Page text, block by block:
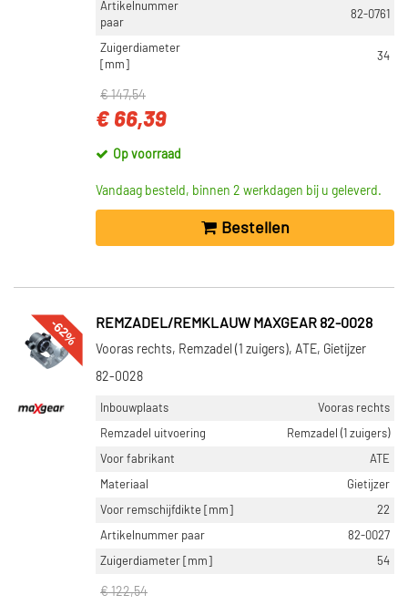
Artikelnummer
paar
82-0761
Zuigerdiameter
[mm]
34
€ 147,54
€ 66,39
Op voorraad
Vandaag besteld, binnen 2 werkdagen bij u geleverd.
Bestellen
-62% REMZADEL/REMKLAUW MAXGEAR 82-0028
Vooras rechts, Remzadel (1 zuigers), ATE, Gietijzer
82-0028
Inbouwplaats
Vooras rechts
Remzadel uitvoering
Remzadel (1 zuigers)
Voor fabrikant
ATE
Materiaal
Gietijzer
Voor remschijfdikte [mm]
22
Artikelnummer paar
82-0027
Zuigerdiameter [mm]
54
€ 122,54